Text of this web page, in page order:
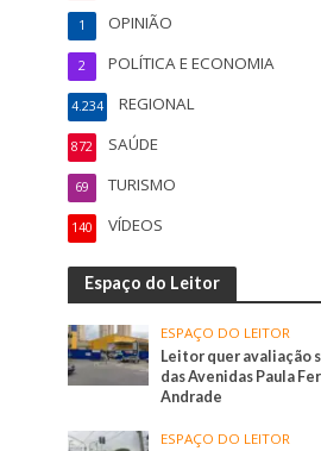
OPINIÃO
1
POLÍTICA E ECONOMIA
2
REGIONAL
4.234
SAÚDE
872
TURISMO
69
VÍDEOS
140
Espaço do Leitor
ESPAÇO DO LEITOR
Leitor quer avaliação
das Avenidas Paula
Andrade
ESPAÇO DO LEITOR